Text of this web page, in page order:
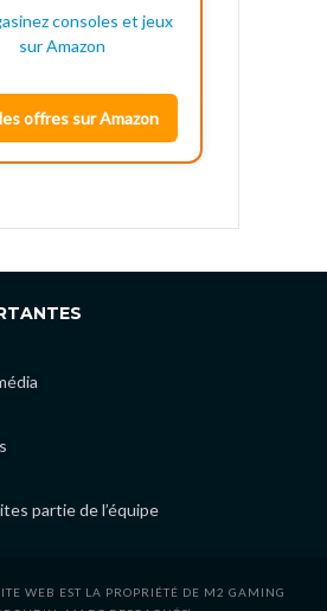
offres sur Amazon
partie de l’équipe
WEB EST LA PROPRIÉTÉ DE M2 GAMING